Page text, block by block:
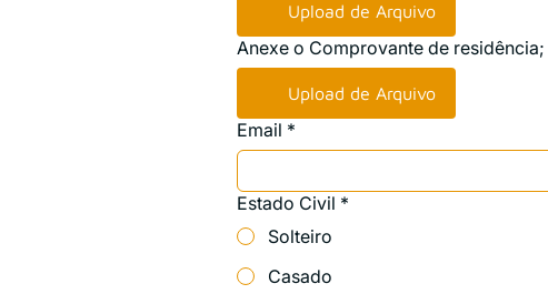
Upload de Arquivo
Anexe o Comprovante de residência;
Upload de Arquivo
Email *
Estado Civil *
Solteiro
Casado